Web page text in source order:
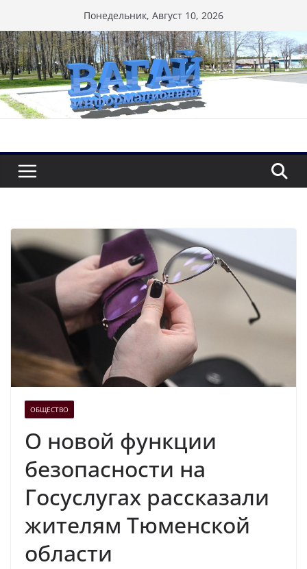
к
содержимому
Понедельник, Август 10, 2026
ОБЩЕСТВО
О новой функции
безопасности на
Госуслугах рассказали
жителям Тюменской
области